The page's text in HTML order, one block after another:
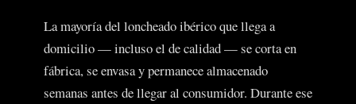
La mayoría del loncheado ibérico que llega a
domicilio — incluso el de calidad — se corta en
fábrica, se envasa y permanece almacenado
semanas antes de llegar al consumidor. Durante ese